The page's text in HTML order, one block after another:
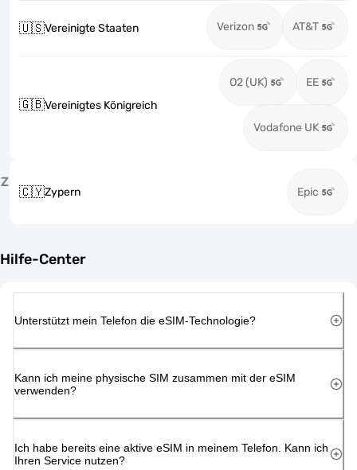
🇺🇸Vereinigte Staaten Verizon AT&T
🇬🇧Vereinigtes Königreich
O2 (UK) EE
Vodafone UK
Z
🇨🇾Zypern Epic
Hilfe-Center
Unterstützt mein Telefon die eSIM-Technologie?
Kann ich meine physische SIM zusammen mit der eSIM
verwenden?
Ich habe bereits eine aktive eSIM in meinem Telefon. Kann ich
Ihren Service nutzen?